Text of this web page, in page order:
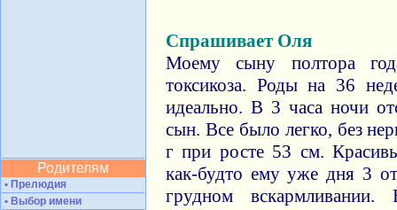
Родителям
• Прелюдия
• Выбор имени
Спрашивает Оля
Моему сыну полтора
токсикоза. Роды на 36
идеально. В 3 часа ночи
сын. Все было легко, без
г при росте 53 см.
как-будто ему уже дня 3
грудном